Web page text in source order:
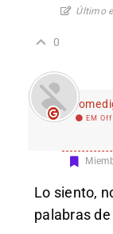
Último
0
EM Off
Lo siento,
palabras